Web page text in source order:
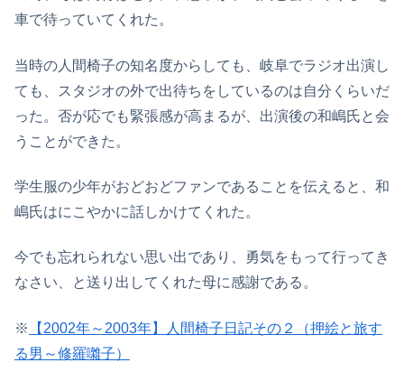
車で待っていてくれた。
当時の人間椅子の知名度からしても、岐阜でラジオ出演し
ても、スタジオの外で出待ちをしているのは自分くらいだ
った。否が応でも緊張感が高まるが、出演後の和嶋氏と会
うことができた。
学生服の少年がおどおどファンであることを伝えると、和
嶋氏はにこやかに話しかけてくれた。
今でも忘れられない思い出であり、勇気をもって行ってき
なさい、と送り出してくれた母に感謝である。
※
【2002年～2003年】人間椅子日記その２（押絵と旅す
る男～修羅囃子）